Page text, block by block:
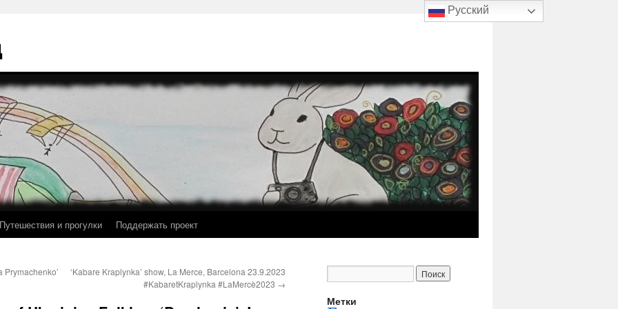
Путешествия и прогулки Поддержать проект
Prymachenko’
‘Kabare Kraplynka’ show, La Merce, Barcelona 23.9.2023
#KabaretKraplynka #LaMercè2023 →
Метки
Русский